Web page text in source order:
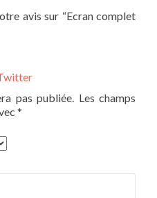
avis sur “Ecran complet
pas publiée. Les champs
*